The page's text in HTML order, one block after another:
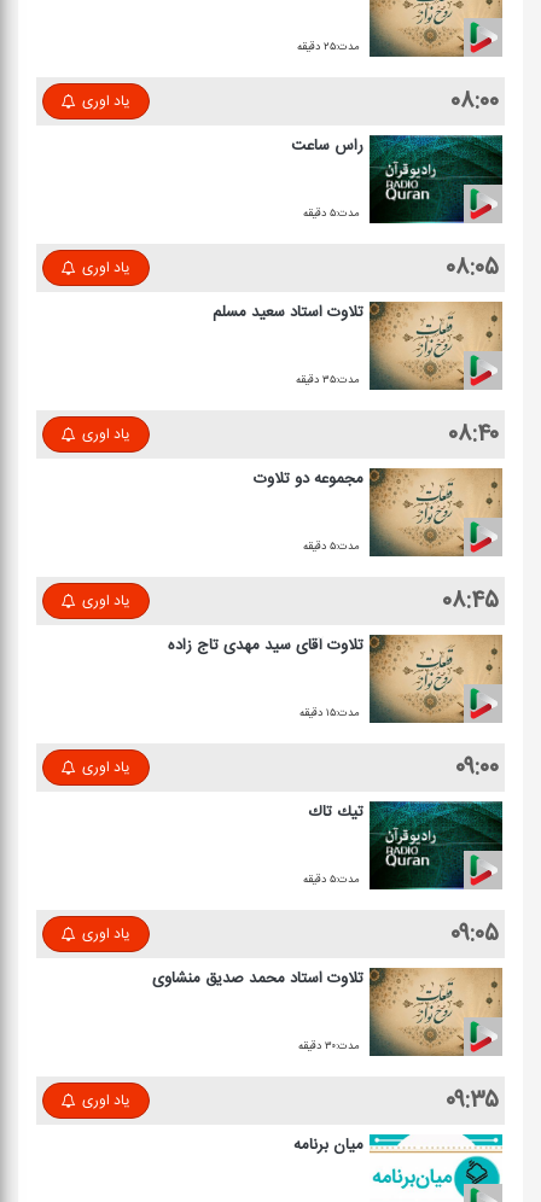
مدت:۲۵ دقیقه
۰۸:۰۰ یاد اوری
راس ساعت
مدت:۵ دقیقه
۰۸:۰۵ یاد اوری
تلاوت استاد سعید مسلم
مدت:۳۵ دقیقه
۰۸:۴۰ یاد اوری
مجموعه دو تلاوت
مدت:۵ دقیقه
۰۸:۴۵ یاد اوری
تلاوت آقای سید مهدی تاج زاده
مدت:۱۵ دقیقه
۰۹:۰۰ یاد اوری
تیك تاك
مدت:۵ دقیقه
۰۹:۰۵ یاد اوری
تلاوت استاد محمد صدیق منشاوی
مدت:۳۰ دقیقه
۰۹:۳۵ یاد اوری
میان برنامه